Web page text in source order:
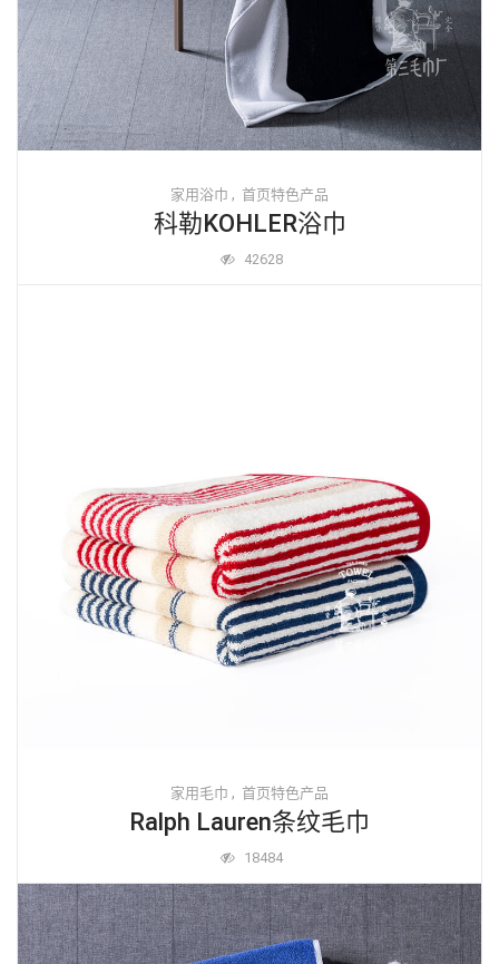
家用浴巾 , 首页特色产品
科勒KOHLER浴巾
42628
家用毛巾 , 首页特色产品
Ralph Lauren条纹毛巾
18484
Read More